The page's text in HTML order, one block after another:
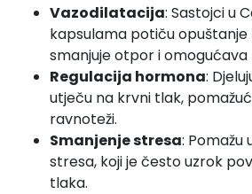
Vazodilatacija: Sastojci u
kapsulama potiču opuštanje
smanjuje otpor i
Regulacija hormona:
utječu na krvni tlak,
ravnoteži.
Smanjenje stresa: Pomažu
stresa, koji je često uzrok
tlaka.